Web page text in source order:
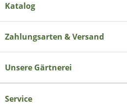
Katalog
Zahlungsarten & Versand
Unsere Gärtnerei
Service